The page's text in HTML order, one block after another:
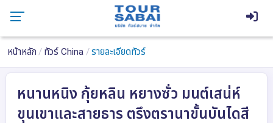
หน้าหลัก ทัวร์ China รายละเอียดทัวร์
หนานหนิง กุ้ยหลิน หยางซั่ว มนต์เสน่ห์
ขุนเขาและสายธาร ตรึงตรานาขั้นบันไดสี